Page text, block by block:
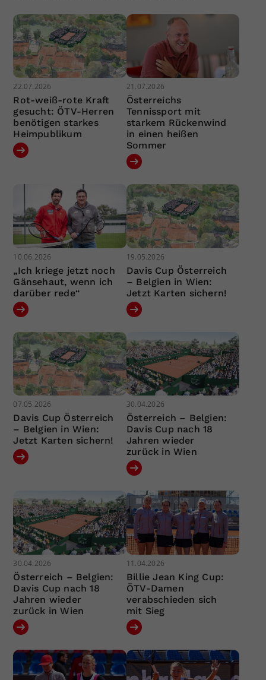
22.07.2026
Rot-weiß-rote Kraft
gesucht: ÖTV-Herren
benötigen starkes
Heimpublikum
21.07.2026
Österreichs
Tennissport mit
starkem Rückenwind
in einen heißen
Sommer
10.06.2026
„Ich kriege jetzt noch
Gänsehaut, wenn ich
darüber rede“
19.05.2026
Davis Cup Österreich
– Belgien in Wien:
Jetzt Karten sichern!
07.05.2026
Davis Cup Österreich
– Belgien in Wien:
Jetzt Karten sichern!
30.04.2026
Österreich – Belgien:
Davis Cup nach 18
Jahren wieder
zurück in Wien
30.04.2026
Österreich – Belgien:
Davis Cup nach 18
Jahren wieder
zurück in Wien
11.04.2026
Billie Jean King Cup:
ÖTV-Damen
verabschieden sich
mit Sieg